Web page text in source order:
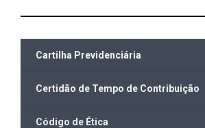
Cartilha Previdenciária
Certidão de Tempo de Contribuição
Código de Ética